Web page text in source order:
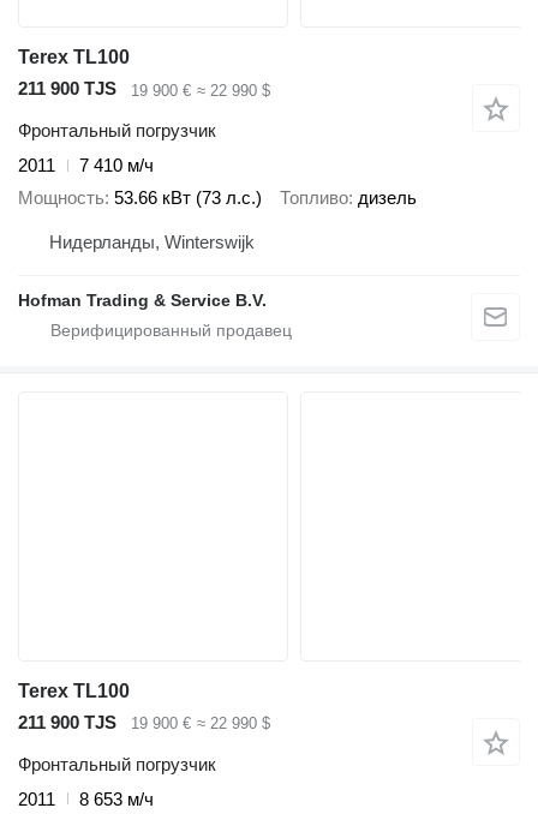
Terex TL100
211 900 TJS
19 900 € ≈ 22 990 $
Фронтальный погрузчик
2011
7 410 м/ч
Мощность 53.66 кВт (73 л.с.) Топливо дизель
Нидерланды, Winterswijk
Hofman Trading & Service B.V.
Terex TL100
211 900 TJS
19 900 € ≈ 22 990 $
Фронтальный погрузчик
2011
8 653 м/ч